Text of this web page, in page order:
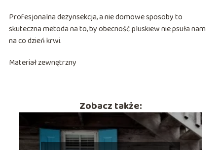
Profesjonalna dezynsekcja, a nie domowe sposoby to
skuteczna metoda na to, by obecność pluskiew nie psuła nam
na co dzień krwi.
Materiał zewnętrzny
Zobacz także: